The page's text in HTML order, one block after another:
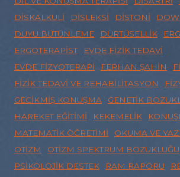
DISKALKULI
DISLEKSI DISTONI
DUYU BÜTÜNLEME
DÜRTÜSELLIK
ERGOTERAPIST
EVDE FIZIK TEDAVI
EVDE FIZYOTERAPI
FERHAN ŞAHIN
FIZIK TEDAVI VE REHABILITASYON
GECIKMIŞ KONUŞMA
GENETIK
HAREKET EĞITIMI
KEKEMELIK
MATEMATIK ÖĞRETIMI
OKUMA VE
OTIZM
OTIZM SPEKTRUM BOZUKLUĞU
PSIKOLOJIK DESTEK
RAM RAPORU